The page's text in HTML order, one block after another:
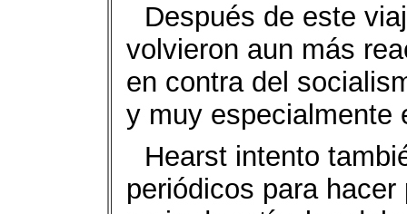
Después de este
volvieron aun más
en contra del
y muy
Hearst intento
periódicos para